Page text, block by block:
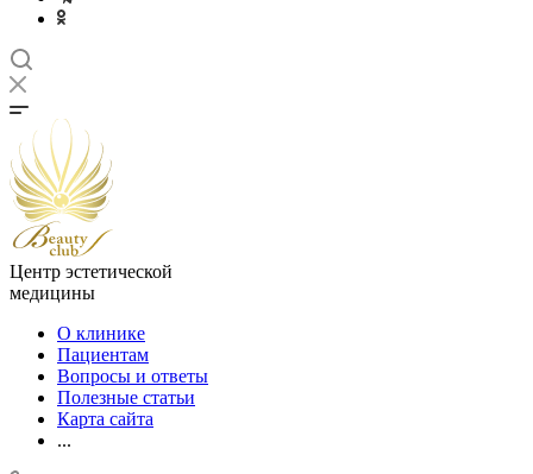
Центр эстетической
медицины
О клинике
Пациентам
Вопросы и ответы
Полезные статьи
Карта сайта
...